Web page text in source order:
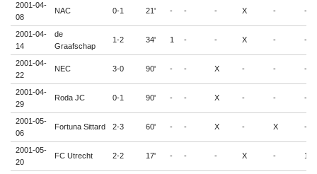
2001-04-
08
NAC 0-1 21' - - - X - -
2001-04-
14
de
Graafschap
1-2 34' 1 - - X - -
2001-04-
22
NEC 3-0 90' - - X - - -
2001-04-
29
Roda JC 0-1 90' - - X - - -
2001-05-
06
Fortuna Sittard 2-3 60' - - X - X -
2001-05-
20
FC Utrecht 2-2 17' - - - X - 1